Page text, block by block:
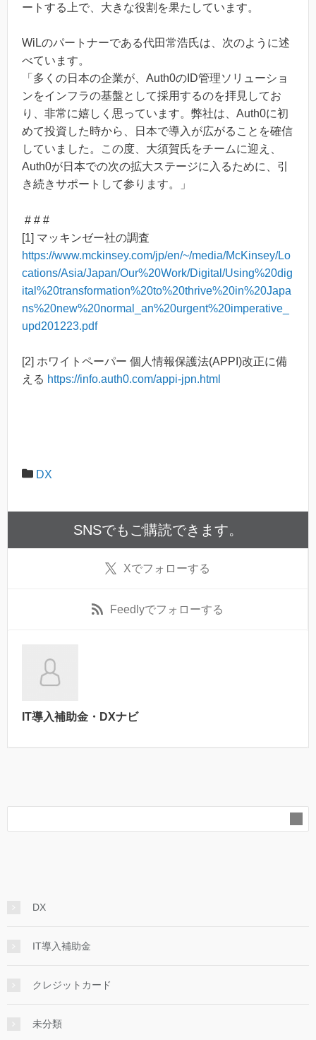
ートする上で、大きな役割を果たしています。
WiLのパートナーである代田常浩氏は、次のように述
べています。
「多くの日本の企業が、Auth0のID管理ソリューショ
ンをインフラの基盤として採用するのを拝見してお
り、非常に嬉しく思っています。弊社は、Auth0に初
めて投資した時から、日本で導入が広がることを確信
していました。この度、大須賀氏をチームに迎え、
Auth0が日本での次の拡大ステージに入るために、引
き続きサポートして参ります。」
# # #
[1] マッキンゼー社の調査
https://www.mckinsey.com/jp/en/~/media/McKinsey/Lo
cations/Asia/Japan/Our%20Work/Digital/Using%20dig
ital%20transformation%20to%20thrive%20in%20Japa
ns%20new%20normal_an%20urgent%20imperative_
upd201223.pdf
[2] ホワイトペーパー 個人情報保護法(APPI)改正に備
える https://info.auth0.com/appi-jpn.html
DX
SNSでもご購読できます。
Xでフォローする
Feedlyでフォローする
IT導入補助金・DXナビ
DX
IT導入補助金
クレジットカード
未分類